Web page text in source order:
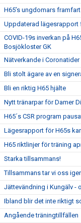
H65’s ungdomars
Uppdaterad lägesrapport
COVID-19s inverkan på
Bosjökloster GK
Nätverkande i Coronatider
Bli stolt ägare av en
Bli en riktig H65 hjälte
Nytt tränarpar för Damer
H65´s CSR program
Lägesrapport för H65s
H65 riktlinjer för träning
Starka tillsammans!
Tillsammans tar vi oss
Jättevändning i Kungälv -
Ibland blir det inte riktigt
Angående träningtillfällen